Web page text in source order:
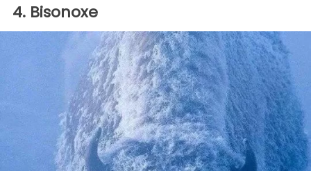
4. Bisonoxe